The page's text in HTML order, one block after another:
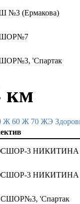
№3 (Ермакова)
'Спартак
км
Ж 60 Ж 70 ЖЭ
3 НИКИТИНА
3 НИКИТИНА
'Спартак